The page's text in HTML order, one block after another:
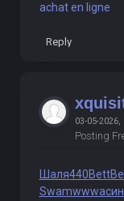
achat en ligne
Reply
03-05-2026,
Posting
Шаля440Bett
Swamwwwa